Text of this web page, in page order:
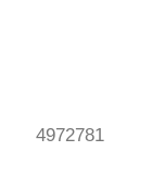
4972781